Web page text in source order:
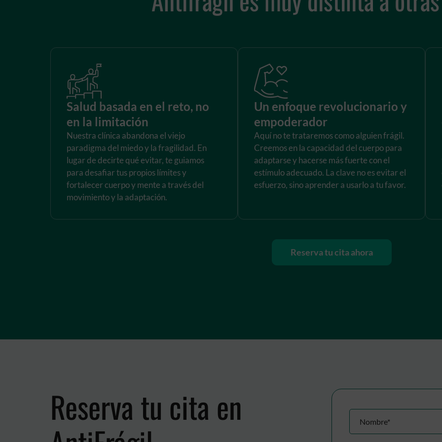
Salud basada en el reto, no
en la limitación
Nuestra clínica abandona el viejo
paradigma del miedo y la fragilidad. En
lugar de decirte qué evitar, te guiamos
para desafiar tus propios límites y
fortalecer cuerpo y mente a través del
movimiento y la adaptación.
Un enfoque revolucionario y
empoderador
Aquí no te trataremos como alguien frágil.
Creemos en la capacidad del cuerpo para
adaptarse y hacerse más fuerte con el
estímulo adecuado. La clave no es evitar el
esfuerzo, sino aprender a usarlo a tu favor.
Reserva tu cita ahora
Reserva tu cita en